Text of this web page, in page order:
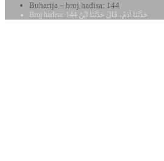
Buharija – broj hadisa: 144
Broj hadisa: 144 حَدَّثَنَا آدَمُ، قَالَ حَدَّثَنَا ابْنُ